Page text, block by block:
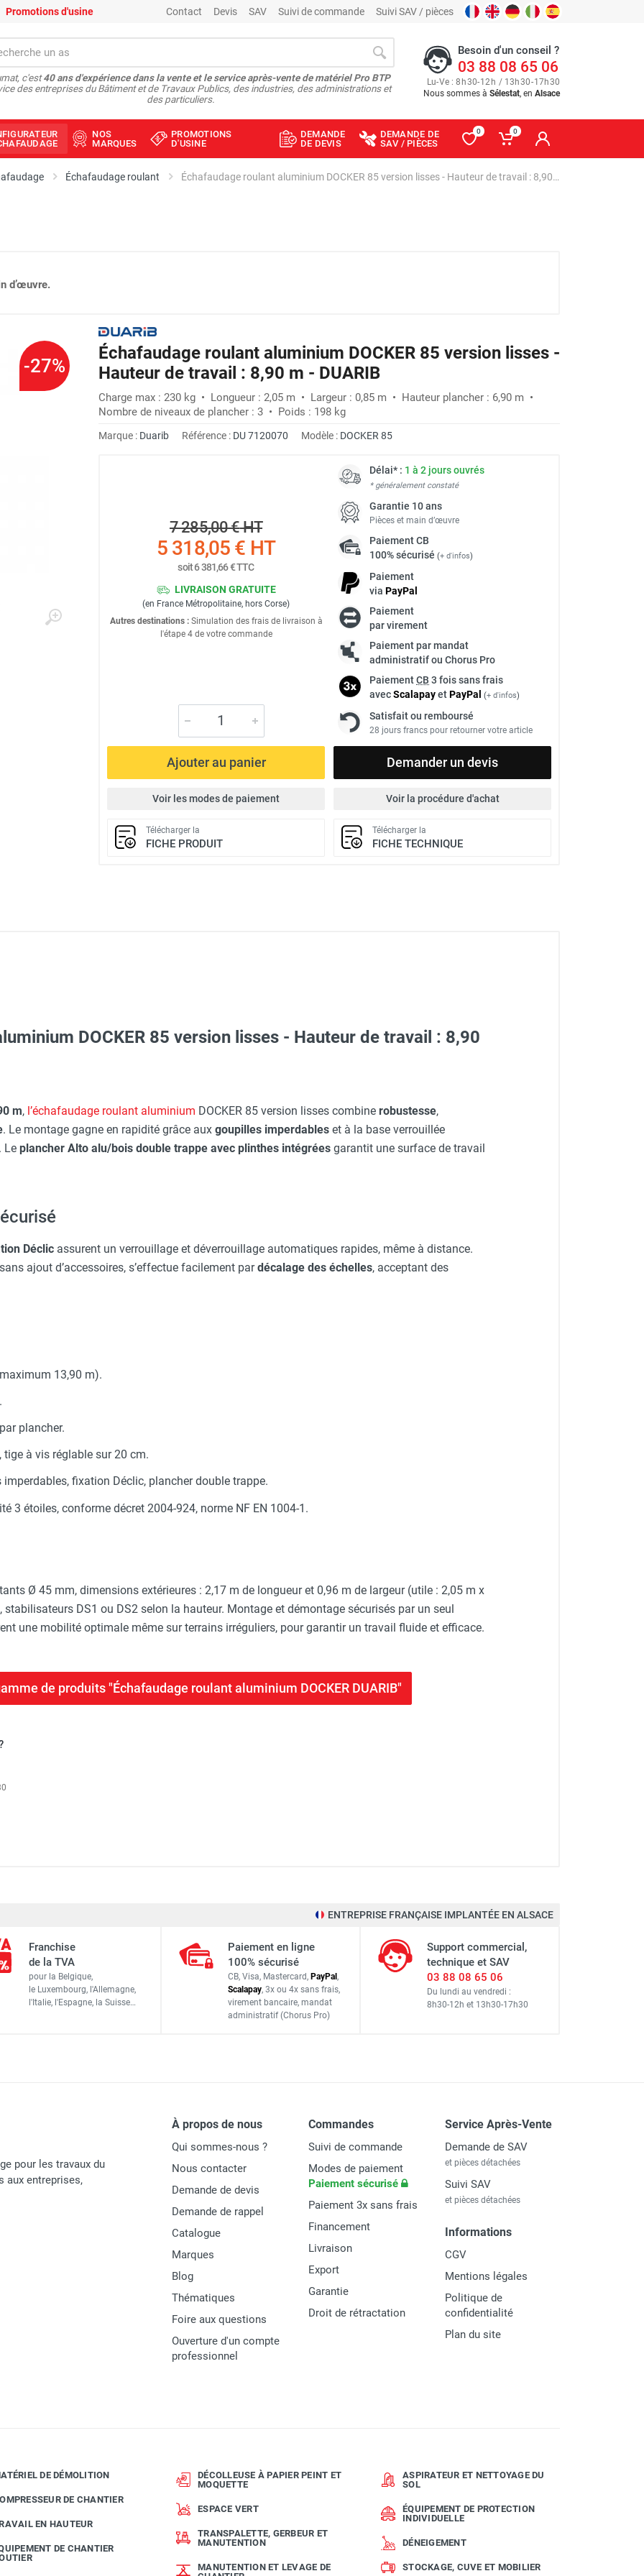
Promotions d'usine Contact Devis SAV Suivi de commande Suivi SAV / pièces
c'est40 ans d'expérience dans la vente et le service après-vente de matériel Pro BTP
des entreprises du Bâtiment et de Travaux Publics, des industries, des administrations et
des particuliers.
Besoin d'un conseil ?
03 88 08 65 06
Lu-Ve : 8h30-12h / 13h30-17h30
Nous sommes à Sélestat, en Alsace
NOS
MARQUES
PROMOTIONS
D'USINE
DEMANDE
DE DEVIS
DEMANDE DE
SAV / PIÈCES
0 0
Échafaudage roulant Échafaudage roulant aluminium DOCKER 85 version lisses - Hauteur de travail : 8,90 m - DUARIB
d’œuvre.
-27%
Échafaudage roulant aluminium DOCKER 85 version lisses -
Hauteur de travail : 8,90 m - DUARIB
Charge max : 230 kg • Longueur : 2,05 m • Largeur : 0,85 m • Hauteur plancher : 6,90 m •
Nombre de niveaux de plancher : 3 • Poids : 198 kg
Marque : Duarib Référence : DU 7120070 Modèle : DOCKER 85
7 285,00 €HT
5 318,05 € HT
soit6 381,66 €TTC
LIVRAISON GRATUITE
(en France Métropolitaine, hors Corse)
Autres destinations :Simulation des frais de livraison à
l'étape 4 de votre commande
Délai* : 1 à 2 jours ouvrés
* généralement constaté
Garantie 10 ans
Pièces et main d’œuvre
PaiementCB
100% sécurisé (+ d'infos)
Paiement
via PayPal
Paiement
par virement
Paiement par mandat
administratif ou Chorus Pro
PaiementCB 3 fois sans frais
avecScalapayetPayPal (+ d'infos)
Satisfait ou remboursé
28 jours francs pour retourner votre article
Ajouter au panier Demander un devis
Voir les modes de paiement Voir la procédure d'achat
Télécharger la
FICHE PRODUIT
Télécharger la
FICHE TECHNIQUE
protège-menton Smartguard PE 10H - HUSQVARNA
protège-menton Smartguard PE 10H - HUSQVARNA
DOCKER 85 version lisses - Hauteur de travail : 8,90
m, l’échafaudage roulant aluminium DOCKER 85 version lisses combine robustesse,
. Le montage gagne en rapidité grâce aux goupilles imperdables et à la base verrouillée
Le plancher Alto alu/bois double trappe avec plinthes intégrées garantit une surface de travail
Déclic assurent un verrouillage et déverrouillage automatiques rapides, même à distance.
ajout d’accessoires, s’effectue facilement pardécalage des échelles, acceptant des
13,90 m).
plancher.
tige à vis réglable sur 20 cm.
imperdables, fixation Déclic, plancher double trappe.
3 étoiles, conforme décret 2004-924, norme NF EN 1004-1.
Ø 45 mm, dimensions extérieures : 2,17 m de longueur et 0,96 m de largeur (utile : 2,05 m x
, stabilisateurs DS1 ou DS2 selon la hauteur. Montage et démontage sécurisés par un seul
une mobilité optimale même sur terrains irréguliers, pour garantir un travail fluide et efficace.
de produits "Échafaudage roulant aluminium DOCKER DUARIB"
0,85 m
Longueur : 2,17 m
Largeur : 0,96 m
DOCKER 85 version garde-corps EXMDS - Hauteur de travail : 4,90 m - DUARIB
DOCKER 150 version garde-corps EXMDS - Hauteur de travail : 13,90 m - DUARIB
DOCKER 150 version lisses - Hauteur de travail : 12,90 m - DUARIB
ENTREPRISE FRANÇAISE IMPLANTÉE EN ALSACE
Franchise
de la TVA
pour la Belgique,
le Luxembourg, l'Allemagne,
l'Italie, l'Espagne, la Suisse…
Paiement en ligne
100% sécurisé
CB, Visa, Mastercard, PayPal,
Scalapay, 3x ou 4x sans frais,
virement bancaire, mandat
administratif (Chorus Pro)
Support commercial,
technique et SAV
03 88 08 65 06
Du lundi au vendredi :
8h30-12h et 13h30-17h30
pour les travaux du
aux entreprises,
À propos de nous
Qui sommes-nous ?
Nous contacter
Demande de devis
Demande de rappel
Catalogue
Marques
Blog
Thématiques
Foire aux questions
Ouverture d'un compte
professionnel
Commandes
Suivi de commande
Modes de paiement
Paiement sécurisé
Paiement 3x sans frais
Financement
Livraison
Export
Garantie
Droit de rétractation
Service Après-Vente
Demande de SAV
et pièces détachées
Suivi SAV
et pièces détachées
Informations
CGV
Mentions légales
Politique de
confidentialité
Plan du site
DE DÉMOLITION
DE CHANTIER
EN HAUTEUR
DE CHANTIER
DÉCOLLEUSE À PAPIER PEINT ET
MOQUETTE
ESPACE VERT
TRANSPALETTE, GERBEUR ET
MANUTENTION
MANUTENTION ET LEVAGE DE
ASPIRATEUR ET NETTOYAGE DU
SOL
ÉQUIPEMENT DE PROTECTION
INDIVIDUELLE
DÉNEIGEMENT
STOCKAGE, CUVE ET MOBILIER